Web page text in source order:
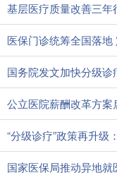
基层医疗质量改善三
医保门诊统筹全国落
国务院发文加快分级
公立医院薪酬改革方案
“分级诊疗”政策再升级
国家医保局推动异地就